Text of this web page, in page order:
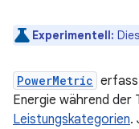
Experimentell:
PowerMetric
Energie während der
Leistungskategorien.